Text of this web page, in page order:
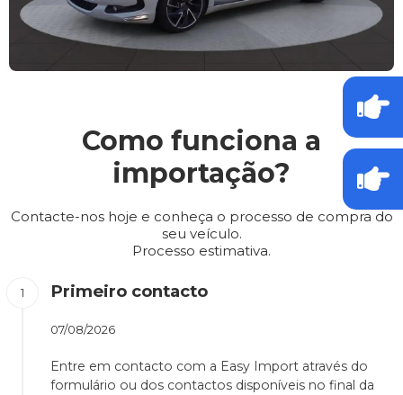
Como funciona a
importação?
Contacte-nos hoje e conheça o processo de compra do
seu veículo.
Processo estimativa.
Primeiro contacto
07/08/2026
Entre em contacto com a Easy Import através do
formulário ou dos contactos disponíveis no final da